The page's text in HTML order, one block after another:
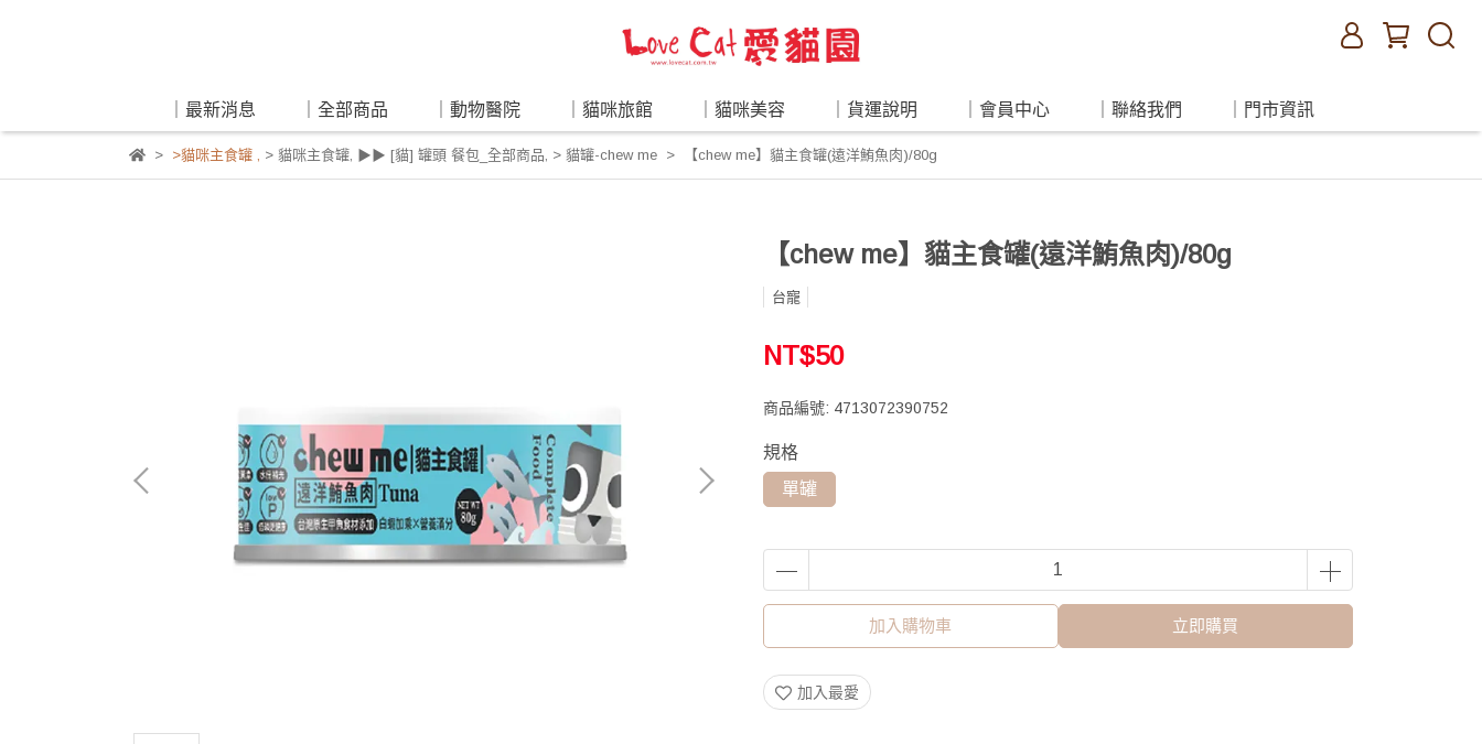
｜最新消息 ｜全部商品 ｜動物醫院 ｜貓咪旅館 ｜貓咪美容 ｜貨運說明 ｜會員中心 ｜聯絡我們 ｜門市資訊
>貓咪主食罐, > 貓咪主食罐, ▶▶ [貓] 罐頭 餐包_全部商品, > 貓罐-chew me 【chew me】貓主食罐(遠洋鮪魚肉)/80g
【chew me】貓主食罐(遠洋鮪魚肉)/80g
台寵
NT$50
商品編號: 4713072390752
規格
單罐
加入購物車 立即購買
加入最愛